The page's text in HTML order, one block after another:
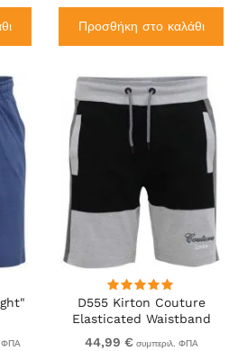
Προσθήκη στο καλάθι
ΦΠΑ
D555 Kirton Couture
Elasticated Waistband
Shorts Black/Charcoal
44,99 € συμπεριλ. ΦΠΑ